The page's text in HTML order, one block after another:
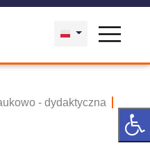
- dydaktyczna